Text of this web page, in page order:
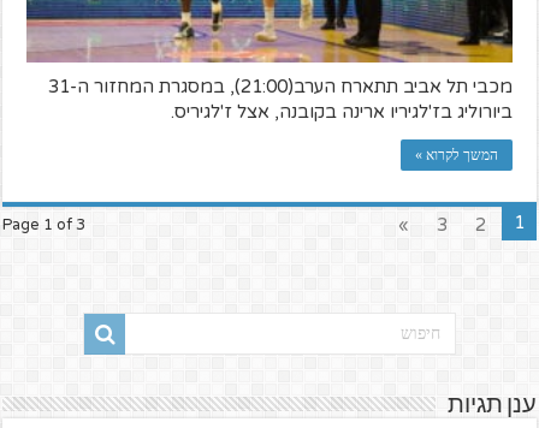
מכבי תל אביב תתארח הערב(21:00), במסגרת המחזור ה-31
ביורוליג בז'לגיריו ארינה בקובנה, אצל ז'לגיריס.
המשך לקרוא »
Page 1 of 3 1
2
3
»
ענן תגיות